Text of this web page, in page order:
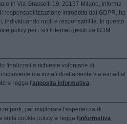
in Via Grasselli 19, 20137 Milano, informa
responsabilizzazione introdotto dal GDPR, ha
individuando ruoli e responsabilità. In questo
policy per i siti internet gestiti da GDM
finalizzati a richieste volontarie di
ma inviati direttamente via e-mail al
si legga l'apposita informativa.
parti, per migliorare l'esperienza di
sulla cookie policy si legga l'informativa